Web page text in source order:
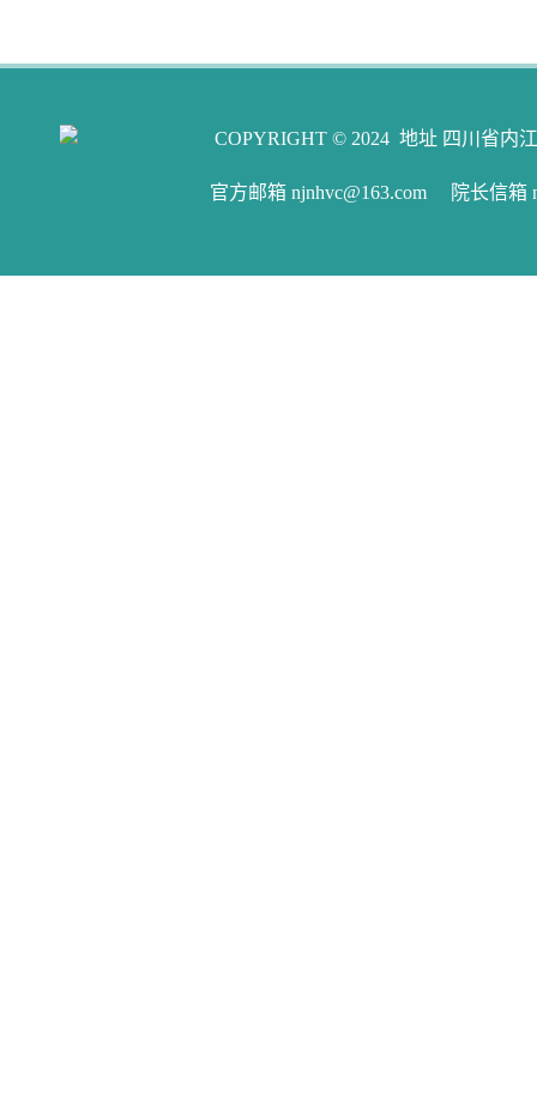
COPYRIGHT © 2024 地址 四川省内
官方邮箱 njnhvc@163.com 院长信箱